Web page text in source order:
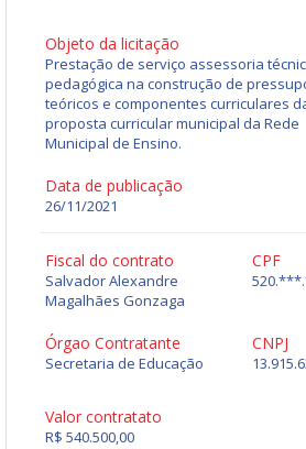
Objeto da licitação
Prestação de serviço assessoria
pedagógica na construção de
teóricos e componentes curriculares
proposta curricular municipal da Rede
Municipal de Ensino.
Data de publicação
26/11/2021
Fiscal do contrato
Salvador Alexandre
Magalhães Gonzaga
CPF
Órgao Contratante
Secretaria de Educação
CNPJ
Valor contratato
R$ 540.500,00